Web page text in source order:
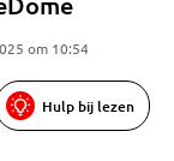
om 10:54
Hulp bij lezen